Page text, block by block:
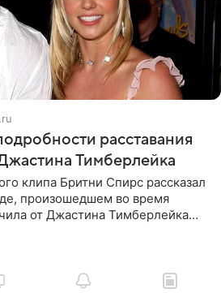
расставания
Тимберлейка
клипа Бритни Спирс рассказал
произошедшем во время
от Джастина Тимберлейка